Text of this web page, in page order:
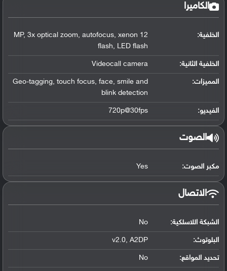
الكاميرا
الخلفية:
12 MP, 3x optical zoom, autofocus, xenon
flash, LED flash
الخلفية الثانية: Videocall camera
المميزات:
Geo-tagging, touch focus, face, smile and
blink detection
الفيديو: 720p@30fps
الصوت
مكبر الصوت: Yes
الاتصال
الشبكة اللاسلكية: No
البلوتوث:
v2.0, A2DP
تحديد المواقع:
No